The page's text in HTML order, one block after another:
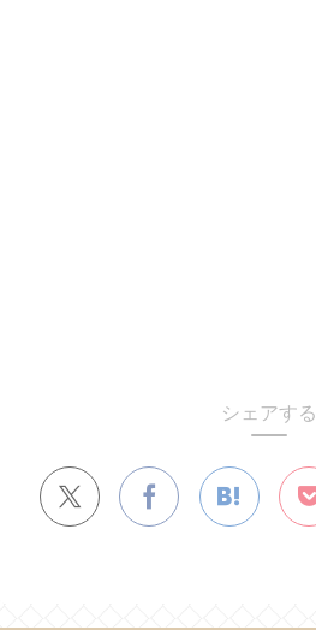
シェアする